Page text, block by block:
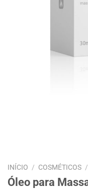
INÍCIO / COSMÉTICOS /
Óleo para